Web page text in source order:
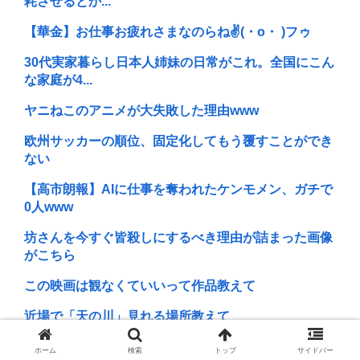
【華金】お仕事お疲れさまなのらね✌(・o・ )フゥ
30代実家暮らし日本人姉妹の日常がこれ。全国にこん
な家庭が4...
ヤニねこのアニメが大失敗した理由www
欧州サッカーの順位、固定化してもう覆すことができ
ない
【高市朗報】AIに仕事を奪われたケンモメン、ガチで
0人www
坊さんを今すぐ皆殺しにするべき理由が詰まった画像
がこちら
この映画は観なくていいって作品教えて
近場で「天の川」見れる場所教えて
脳外科医「これ腫瘍？」技師「正常な脳組織です」医
ホーム 検索 トップ サイドバー